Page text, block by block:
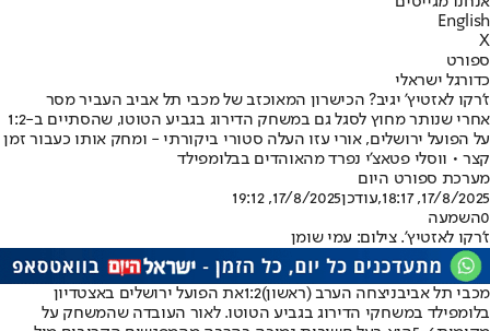
English
X
ספורט
כדורגל ישראלי
ז'רקו לאזטיץ' יגיב? הכישרון המאוכזב של מכבי תל אביב העביר מסר
אחרי שנותר מחוץ לסגל גם במשחק הדירוג בגביע הטוטו, שהסתיים ב-1:2
על הפועל ירושלים, אורי עזו העלה סטורי ביקורתי - ומחק אותו כעבור זמן
קצר • ווסלי פטאצ'י נפרד מהאוהדים בבלומפילד
מערכת ספורט היום
17/8/2025, 18:17
,עודכן17/8/2025, 19:12
0השמעה
ז'רקו לאזטיץ'. צילום: עמי שומן
מכבי תל אביבניצחה הערב (ראשון)1:2את הפועל ירושלים באצטדיון
בלומפילד במשחקי הדירוג בגביע הטוטו. לאור העובדה שהמשחק על